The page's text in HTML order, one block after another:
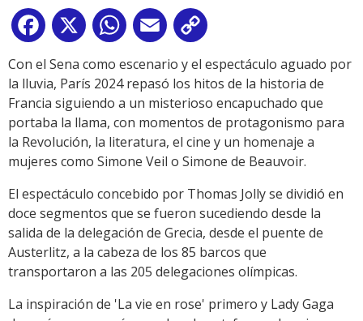
Facebook
X WhatsApp
Email
Link
Con el Sena como escenario y el espectáculo aguado por
la lluvia, París 2024 repasó los hitos de la historia de
Francia siguiendo a un misterioso encapuchado que
portaba la llama, con momentos de protagonismo para
la Revolución, la literatura, el cine y un homenaje a
mujeres como Simone Veil o Simone de Beauvoir.
El espectáculo concebido por Thomas Jolly se dividió en
doce segmentos que se fueron sucediendo desde la
salida de la delegación de Grecia, desde el puente de
Austerlitz, a la cabeza de los 85 barcos que
transportaron a las 205 delegaciones olímpicas.
La inspiración de 'La vie en rose' primero y Lady Gaga